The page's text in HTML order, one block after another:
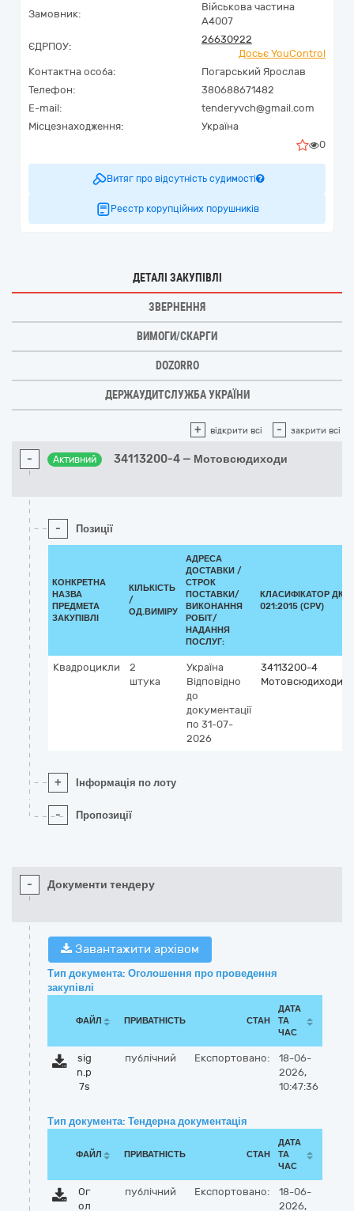
Замовник:
Військова частина
А4007
ЄДРПОУ:
26630922
Досьє YouControl
Контактна особа:
Погарський Ярослав
Телефон:
380688671482
E-mail:
tenderyvch@gmail.com
Місцезнаходження:
Україна
0
Витяг про відсутність судимості
Реєстр корупційних порушників
ДЕТАЛІ ЗАКУПІВЛІ
ЗВЕРНЕННЯ
ВИМОГИ/СКАРГИ
DOZORRO
ДЕРЖАУДИТСЛУЖБА УКРАЇНИ
+ відкрити всі - закрити всі
- Активний 34113200-4 — Мотовсюдиходи
- Позиції
КОНКРЕТНА
НАЗВА
ПРЕДМЕТА
ЗАКУПІВЛІ
КІЛЬКІСТЬ
/
ОД.ВИМІРУ
АДРЕСА
ДОСТАВКИ /
СТРОК
ПОСТАВКИ/
ВИКОНАННЯ
РОБІТ/
НАДАННЯ
ПОСЛУГ:
КЛАСИФІКАТОР ДК
021:2015 (CPV)
Квадроцикли
2
штука
Україна
Відповідно
до
документації
по 31-07-
2026
34113200-4
Мотовсюдиходи
+ Інформація по лоту
- Пропозиції
- Документи тендеру
Завантажити архівом
Тип документа: Оголошення про проведення
закупівлі
ФАЙЛ ПРИВАТНІСТЬ СТАН
ДАТА
ТА
ЧАС
sig
n.p
7s
публічний Експортовано:
18-06-
2026,
10:47:36
Тип документа: Тендерна документація
ФАЙЛ ПРИВАТНІСТЬ СТАН
ДАТА
ТА
ЧАС
Ог
ол
публічний Експортовано:
18-06-
2026,